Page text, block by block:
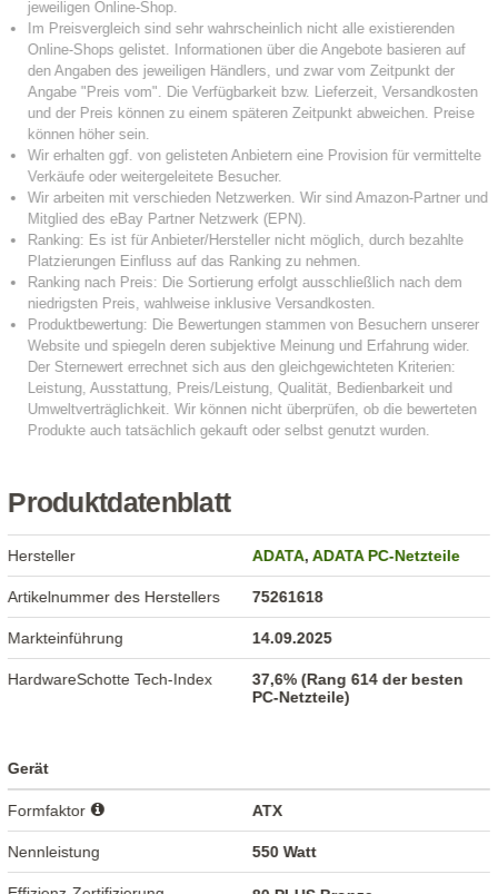
Produktdatenblatt
Hersteller ADATA,ADATA PC-Netzteile
Artikelnummer des Herstellers 75261618
Markteinführung 14.09.2025
HardwareSchotte Tech-Index
37,6% (Rang 614 der besten
PC-Netzteile)
Gerät
Formfaktor ATX
Nennleistung 550 Watt